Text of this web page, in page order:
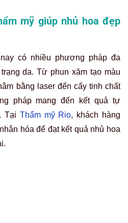
mỹ giúp nhủ hoa đẹp
có nhiều phương pháp đa
da. Từ phun xăm tạo màu
bằng laser đến cấy tinh chất
pháp mang đến kết quả tự
Tại Thẩm mỹ Rio, khách hàng
hóa để đạt kết quả nhủ hoa